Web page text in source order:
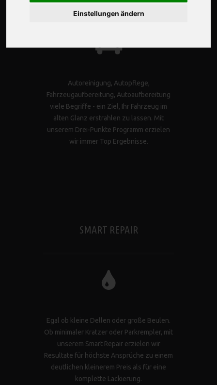
Einstellungen ändern
Autoreinigung, Autopflege,
Fahrzeugaufbereitung, Autoaufbereitung
viele Begriffe - ein Ziel, Ihr Fahrzeug im
alten Glanz erstrahlen zu lassen. Mit
unserem Drei-Punkte Programm erzielen
wir immer Top Ergebnisse.
SMART REPAIR
Egal ob kleine Dellen oder große Beulen.
Ob minimaler Kratzer oder Parkrempler, mit
unserem Smart Repair erzielen wir
Resultate für höchste Ansprüche zu einem
deutlichen kleinerem Preis als für eine
komplette Lackierung.